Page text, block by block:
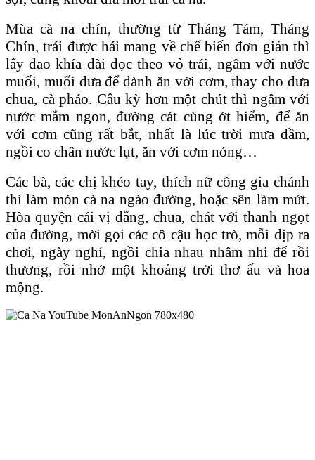
Mùa cà na chín, thường từ Tháng Tám, Tháng
Chín, trái được hái mang về chế biến đơn giản thì
lấy dao khía dài dọc theo vỏ trái, ngâm với nước
muối, muối dưa để dành ăn với cơm, thay cho dưa
chua, cà pháo. Cầu kỳ hơn một chút thì ngâm với
nước mắm ngon, đường cát cùng ớt hiểm, để ăn
với cơm cũng rất bắt, nhất là lúc trời mưa dầm,
ngồi co chân nước lụt, ăn với cơm nóng…
Các bà, các chị khéo tay, thích nữ công gia chánh
thì làm món cà na ngào đường, hoặc sên làm mứt.
Hòa quyện cái vị đắng, chua, chát với thanh ngọt
của đường, mời gọi các cô cậu học trò, mỗi dịp ra
chơi, ngày nghỉ, ngồi chia nhau nhâm nhi để rồi
thương, rồi nhớ một khoảng trời thơ ấu và hoa
mộng.